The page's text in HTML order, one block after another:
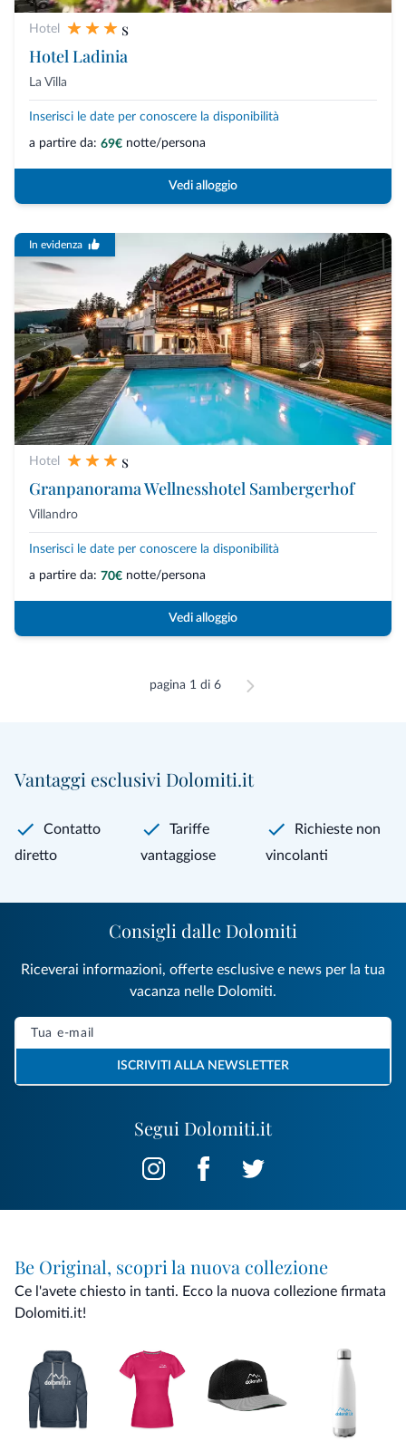
Hotel
s
Hotel Ladinia
La Villa
Inserisci le date per conoscere la disponibilità
a partire da: 69€ notte/persona
Vedi alloggio
In evidenza
Hotel
s
Granpanorama Wellnesshotel Sambergerhof
Villandro
Inserisci le date per conoscere la disponibilità
a partire da: 70€ notte/persona
Vedi alloggio
pagina 1 di 6
Vantaggi esclusivi Dolomiti.it
Contatto
diretto
Tariffe
vantaggiose
Richieste non
vincolanti
Segui Dolomiti.it
Consigli dalle Dolomiti
Riceverai informazioni, offerte esclusive e news per la tua
vacanza nelle Dolomiti.
ISCRIVITI ALLA NEWSLETTER
Be Original, scopri la nuova collezione
Ce l'avete chiesto in tanti. Ecco la nuova collezione firmata
Dolomiti.it!